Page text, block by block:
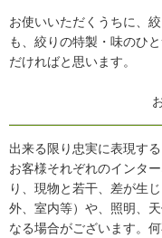
お使いいただくうちに、
も、絞りの特製・味のひ
だければと思います。
出来る限り忠実に表現す
お客様それぞれのインタ
り、現物と若干、差が生
外、室内等）や、照明、
なる場合がございます。